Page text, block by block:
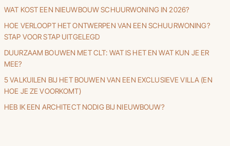
WAT KOST EEN NIEUWBOUW SCHUURWONING IN 2026?
HOE VERLOOPT HET ONTWERPEN VAN EEN SCHUURWONING?
STAP VOOR STAP UITGELEGD
DUURZAAM BOUWEN MET CLT: WAT IS HET EN WAT KUN JE ER
MEE?
5 VALKUILEN BIJ HET BOUWEN VAN EEN EXCLUSIEVE VILLA (EN
HOE JE ZE VOORKOMT)
HEB IK EEN ARCHITECT NODIG BIJ NIEUWBOUW?